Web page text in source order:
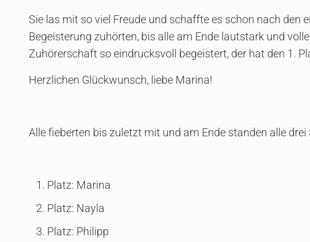
Sie las mit so viel Freude und schaffte es schon nach
Begeisterung zuhörten, bis alle am Ende lautstark und
Zuhörerschaft so eindrucksvoll begeistert, der hat den 1.
Herzlichen Glückwunsch, liebe Marina!
Alle fieberten bis zuletzt mit und am Ende standen alle drei
Platz: Marina
Platz: Nayla
Platz: Philipp